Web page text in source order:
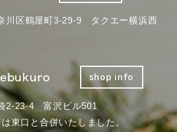
川区鶴屋町3-29-9 タクエー横浜西
shop info
2-23-4 富沢ビル501
東口と合併いたしました。